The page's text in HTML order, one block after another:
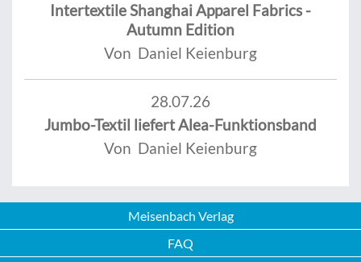
Intertextile Shanghai Apparel Fabrics -
Autumn Edition
Von Daniel Keienburg
28.07.26
Jumbo-Textil liefert Alea-Funktionsband
Von Daniel Keienburg
Meisenbach Verlag
FAQ